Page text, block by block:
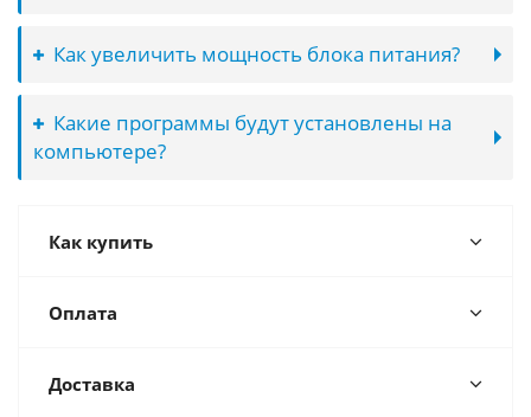
Как увеличить мощность блока питания?
Какие программы будут установлены на
компьютере?
Как купить
Оплата
Доставка